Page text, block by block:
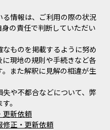
情報は、ご利用の際の状況
の責任で判断していただい
ものを掲載するように努め
現地の規則や手続きなど各
また解釈に見解の相違が生
や不都合などについて、弊
。
更新依頼
修正・更新依頼